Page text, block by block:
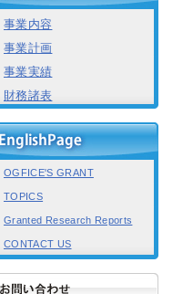
事業内容
事業計画
事業実績
財務諸表
OGFICE'S GRANT
TOPICS
Granted Research Reports
CONTACT US